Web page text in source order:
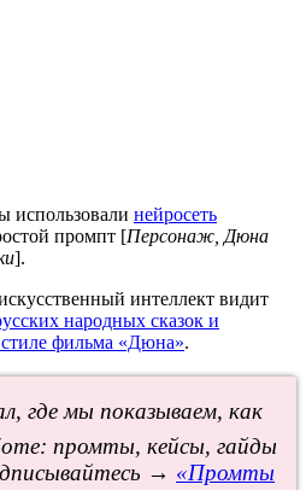
использовали нейросеть
промпт [Персонаж, Дюна
].
интеллект видит
народных сказок и
фильма «Дюна».
где мы показываем, как
промты, кейсы, гайды
→ «Промты